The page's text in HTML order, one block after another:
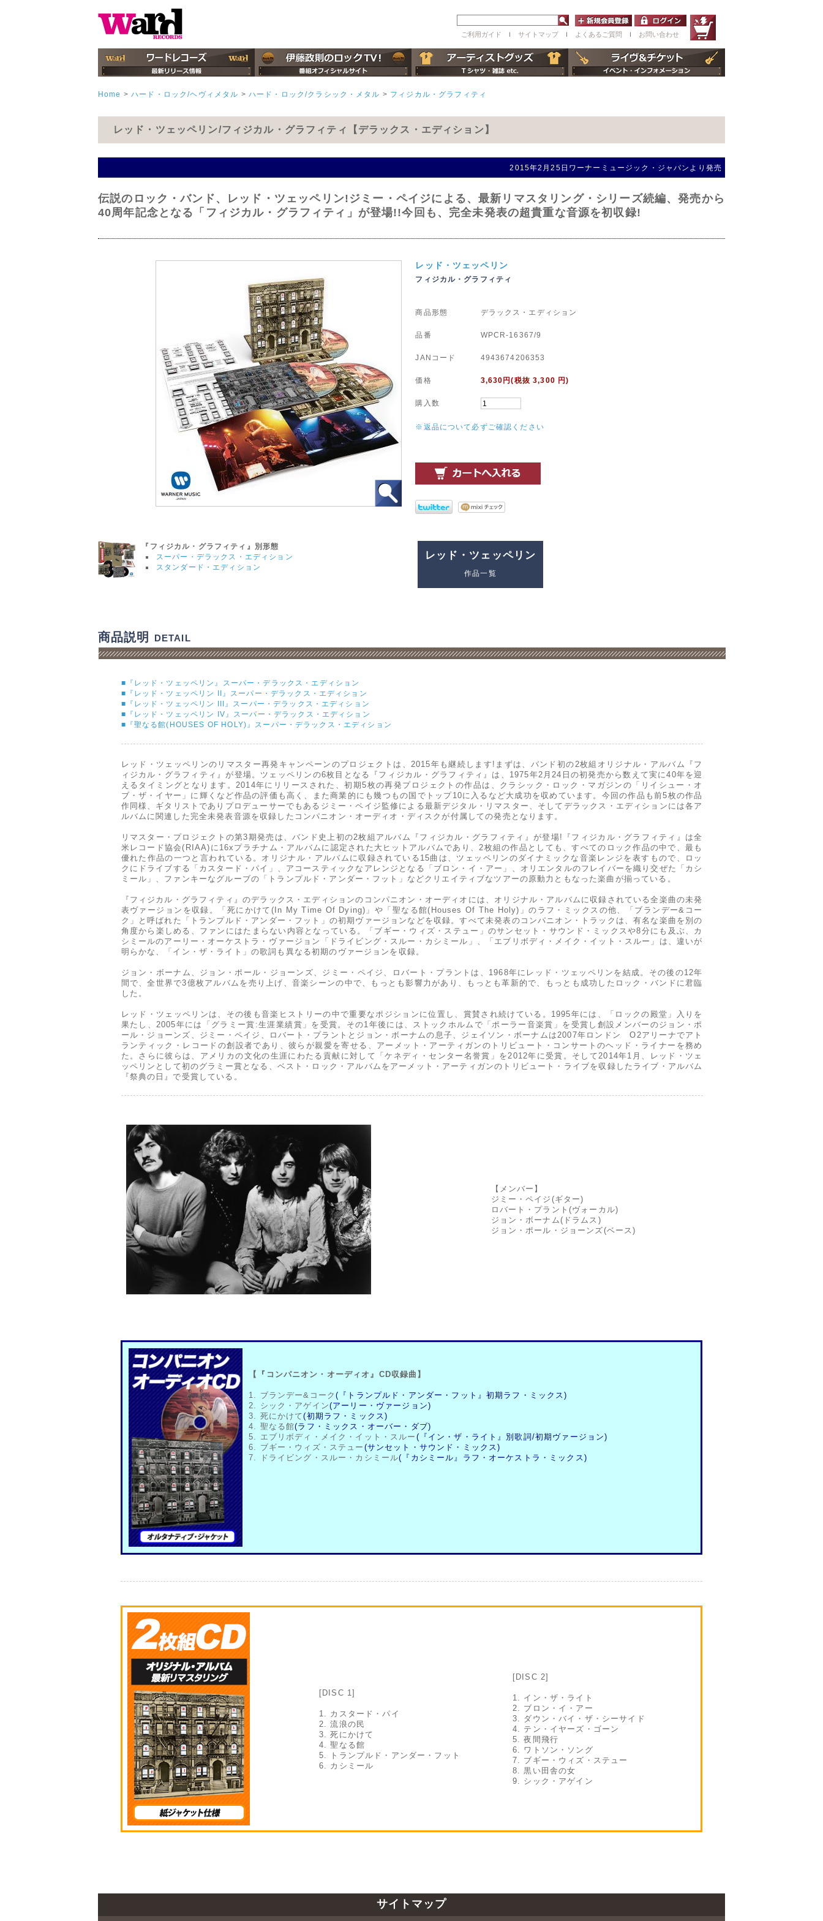
ご利用ガイド ｌ サイトマップ ｌ よくあるご質問 ｌ お問い合わせ
Home > ハード・ロック/ヘヴィメタル > ハード・ロック/クラシック・メタル > フィジカル・グラフィティ
レッド・ツェッペリン/フィジカル・グラフィティ【デラックス・エディション】
2015年2月25日ワーナーミュージック・ジャパンより発売
伝説のロック・バンド、レッド・ツェッペリン!ジミー・ペイジによる、最新リマスタリング・シリーズ続編、発売から
40周年記念となる「フィジカル・グラフィティ」が登場!!今回も、完全未発表の超貴重な音源を初収録!
レッド・ツェッペリン
フィジカル・グラフィティ
商品形態 デラックス・エディション
品番 WPCR-16367/9
JANコード 4943674206353
価格 3,630円(税抜 3,300 円)
購入数
※返品について必ずご確認ください
『フィジカル・グラフィティ』別形態
スーパー・デラックス・エディション
スタンダード・エディション
レッド・ツェッペリン
作品一覧
商品説明 DETAIL
■『レッド・ツェッペリン』スーパー・デラックス・エディション
■『レッド・ツェッペリン II』スーパー・デラックス・エディション
■『レッド・ツェッペリン III』スーパー・デラックス・エディション
■『レッド・ツェッペリン IV』スーパー・デラックス・エディション
■『聖なる館(HOUSES OF HOLY)』スーパー・デラックス・エディション
レッド・ツェッペリンのリマスター再発キャンペーンのプロジェクトは、2015年も継続します!まずは、バンド初の2枚組オリジナル・アルバム『フ
ィジカル・グラフィティ』が登場。ツェッペリンの6枚目となる『フィジカル・グラフィティ』は、1975年2月24日の初発売から数えて実に40年を迎
えるタイミングとなります。2014年にリリースされた、初期5枚の再発プロジェクトの作品は、クラシック・ロック・マガジンの「リイシュー・オ
ブ・ザ・イヤー」に輝くなど作品の評価も高く、また商業的にも幾つもの国でトップ10に入るなど大成功を収めています。今回の作品も前5枚の作品
作同様、ギタリストでありプロデューサーでもあるジミー・ペイジ監修による最新デジタル・リマスター、そしてデラックス・エディションには各ア
ルバムに関連した完全未発表音源を収録したコンパニオン・オーディオ・ディスクが付属しての発売となります。
リマスター・プロジェクトの第3期発売は、バンド史上初の2枚組アルバム『フィジカル・グラフィティ』が登場!『フィジカル・グラフィティ』は全
米レコード協会(RIAA)に16xプラチナム・アルバムに認定された大ヒットアルバムであり、2枚組の作品としても、すべてのロック作品の中で、最も
優れた作品の一つと言われている。オリジナル・アルバムに収録されている15曲は、ツェッペリンのダイナミックな音楽レンジを表すもので、ロッ
クにドライブする「カスタード・パイ」、アコースティックなアレンジとなる「ブロン・イ・アー」、オリエンタルのフレイバーを織り交ぜた「カシ
ミール」、ファンキーなグルーブの「トランプルド・アンダー・フット」などクリエイティブなツアーの原動力ともなった楽曲が揃っている。
『フィジカル・グラフィティ』のデラックス・エディションのコンパニオン・オーディオには、オリジナル・アルバムに収録されている全楽曲の未発
表ヴァージョンを収録。「死にかけて(In My Time Of Dying)」や「聖なる館(Houses Of The Holy)」のラフ・ミックスの他、「ブランデー&コー
ク」と呼ばれた「トランプルド・アンダー・フット」の初期ヴァージョンなどを収録。すべて未発表のコンパニオン・トラックは、有名な楽曲を別の
角度から楽しめる、ファンにはたまらない内容となっている。「ブギー・ウィズ・ステュー」のサンセット・サウンド・ミックスや8分にも及ぶ、カ
シミールのアーリー・オーケストラ・ヴァージョン「ドライビング・スルー・カシミール」、「エブリボディ・メイク・イット・スルー」は、違いが
明らかな、「イン・ザ・ライト」の歌詞も異なる初期のヴァージョンを収録。
ジョン・ボーナム、ジョン・ポール・ジョーンズ、ジミー・ペイジ、ロバート・プラントは、1968年にレッド・ツェッペリンを結成。その後の12年
間で、全世界で3億枚アルバムを売り上げ、音楽シーンの中で、もっとも影響力があり、もっとも革新的で、もっとも成功したロック・バンドに君臨
した。
レッド・ツェッペリンは、その後も音楽ヒストリーの中で重要なポジションに位置し、賞賛され続けている。1995年には、「ロックの殿堂」入りを
果たし、2005年には「グラミー賞:生涯業績賞」を受賞。その1年後には、ストックホルムで「ポーラー音楽賞」を受賞し創設メンバーのジョン・ポ
ール・ジョーンズ、ジミー・ペイジ、ロバート・プラントとジョン・ボーナムの息子、ジェイソン・ボーナムは2007年ロンドン O2アリーナでアト
ランティック・レコードの創設者であり、彼らが親愛を寄せる、アーメット・アーティガンのトリビュート・コンサートのヘッド・ライナーを務め
た。さらに彼らは、アメリカの文化の生涯にわたる貢献に対して「ケネディ・センター名誉賞」を2012年に受賞。そして2014年1月、レッド・ツェ
ッペリンとして初のグラミー賞となる、ベスト・ロック・アルバムをアーメット・アーティガンのトリビュート・ライブを収録したライブ・アルバム
『祭典の日』で受賞している。
【メンバー】
ジミー・ペイジ(ギター)
ロバート・プラント(ヴォーカル)
ジョン・ボーナム(ドラムス)
ジョン・ポール・ジョーンズ(ベース)
【『コンパニオン・オーディオ』CD収録曲】
1. ブランデー&コーク(『トランプルド・アンダー・フット』初期ラフ・ミックス)
2. シック・アゲイン(アーリー・ヴァージョン)
3. 死にかけて(初期ラフ・ミックス)
4. 聖なる館(ラフ・ミックス・オーバー・ダブ)
5. エブリボディ・メイク・イット・スルー (『イン・ザ・ライト』別歌詞/初期ヴァージョン)
6. ブギー・ウィズ・ステュー (サンセット・サウンド・ミックス)
7. ドライビング・スルー・カシミール(『カシミール』ラフ・オーケストラ・ミックス)
[DISC 1]
1. カスタード・パイ
2. 流浪の民
3. 死にかけて
4. 聖なる館
5. トランプルド・アンダー・フット
6. カシミール
[DISC 2]
1. イン・ザ・ライト
2. ブロン・イ・アー
3. ダウン・バイ・ザ・シーサイド
4. テン・イヤーズ・ゴーン
5. 夜間飛行
6. ワトソン・ソング
7. ブギー・ウィズ・ステュー
8. 黒い田舎の女
9. シック・アゲイン
サイトマップ